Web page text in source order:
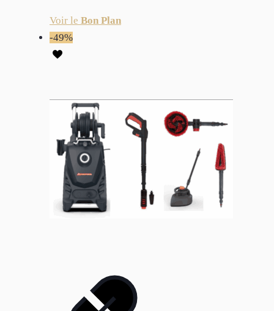
Voir le Bon Plan
-49%